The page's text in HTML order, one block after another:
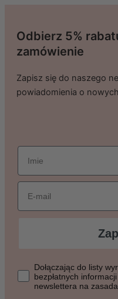
Odbierz 5%
zamówienie
Zapisz się do naszego
powiadomienia o
imie
Email
Dołączając do listy
Dołączając do listy
bezpłatnych
newslettera na